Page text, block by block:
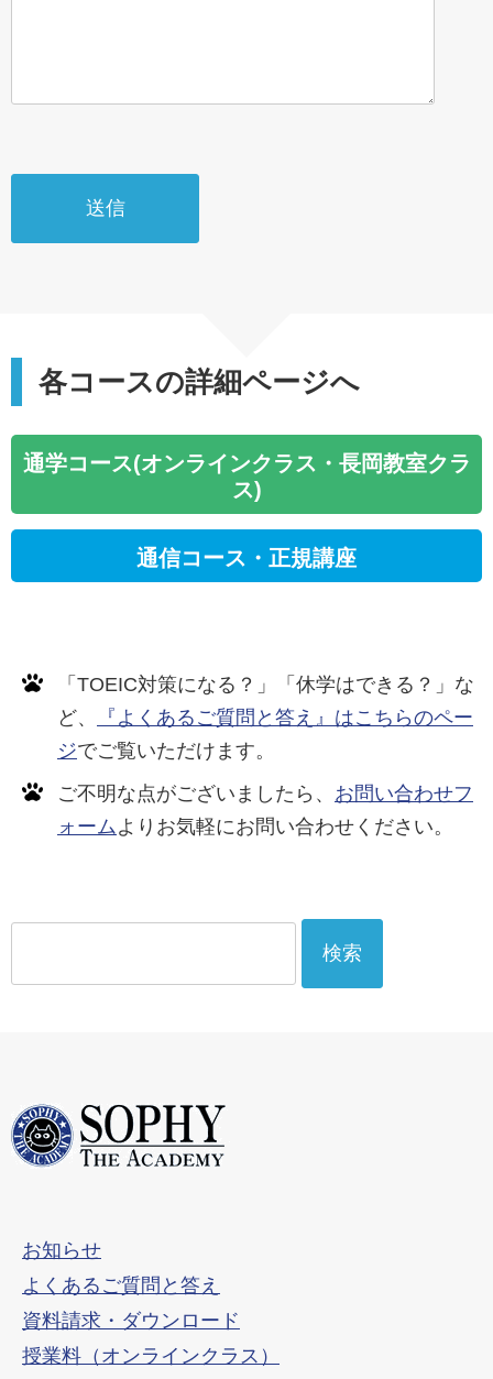
各コースの詳細ページへ
通学コース(オンラインクラス・長岡教室クラ
ス)
通信コース・正規講座
「TOEIC対策になる？」「休学はできる？」な
ど、
『よくあるご質問と答え』はこちらのペー
ジでご覧いただけます。
ご不明な点がございましたら、 お問い合わせフ
ォームよりお気軽にお問い合わせください。
索:
お知らせ
よくあるご質問と答え
資料請求・ダウンロード
授業料（オンラインクラス）